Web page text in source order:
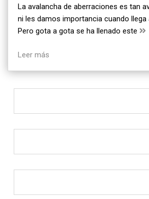
La avalancha de aberraciones es tan
ni les damos importancia cuando llega
Pero gota a gota se ha llenado este
Leer más